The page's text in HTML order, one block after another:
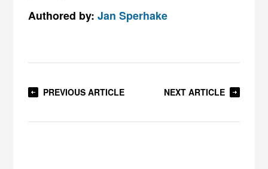
Authored by:Jan Sperhake
PREVIOUS ARTICLE NEXT ARTICLE